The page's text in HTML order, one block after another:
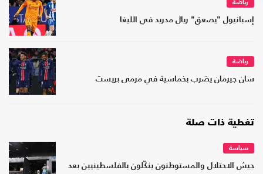
رياضة
إسبانيول "يصعق" ريال مدريد في الليغا
رياضة
سان جيرمان يضرب بخماسية في مرمى بريست
تغطية ذات صلة
سياسة
جيش الاحتلال والمستوطنون ينكّلون بالفلسطينيين بعد